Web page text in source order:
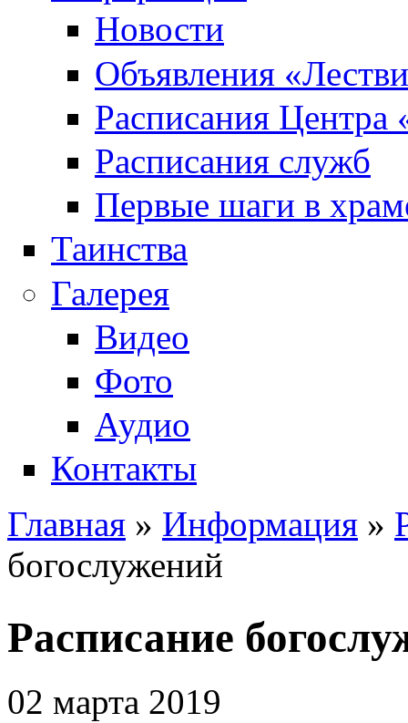
Новости
Объявления
Расписания Центра
Расписания служб
Первые шаги в
Таинства
Галерея
Видео
Фото
Аудио
Контакты
Вы здесь
Главная » Информация »
богослужений
Расписание
02 марта 2019